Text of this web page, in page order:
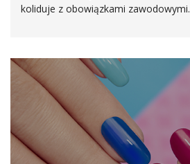
koliduje z obowiązkami zawodowymi.